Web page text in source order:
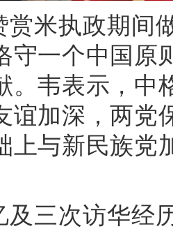
赏米执政期间
守一个中国原
。韦表示，中
谊加深，两党
上与新民族党
及三次访华经